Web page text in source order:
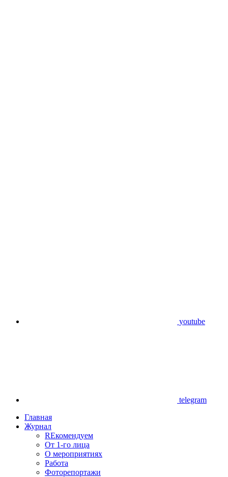
youtube
telegram
Главная
Журнал
REкомендуем
От 1-го лица
О мероприятиях
Работа
Фоторепортажи